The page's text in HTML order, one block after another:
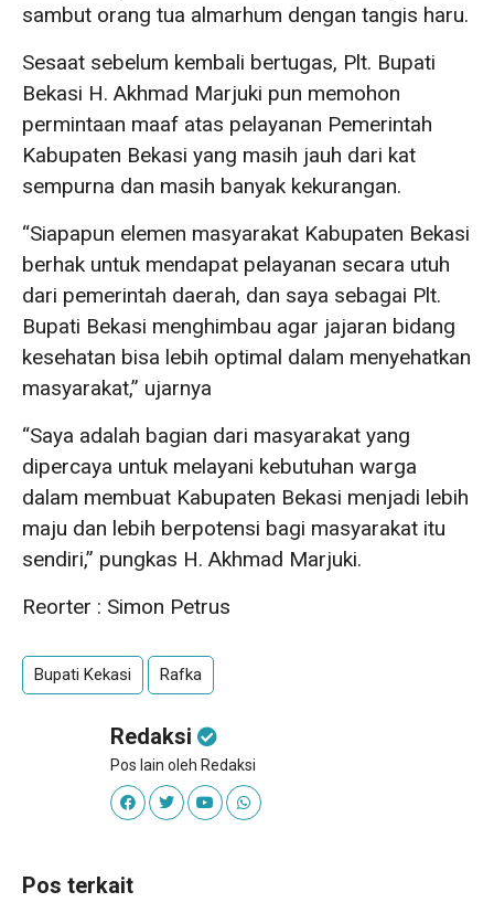
sambut orang tua almarhum dengan tangis haru.
Sesaat sebelum kembali bertugas, Plt. Bupati
Bekasi H. Akhmad Marjuki pun memohon
permintaan maaf atas pelayanan Pemerintah
Kabupaten Bekasi yang masih jauh dari kat
sempurna dan masih banyak kekurangan.
“Siapapun elemen masyarakat Kabupaten Bekasi
berhak untuk mendapat pelayanan secara utuh
dari pemerintah daerah, dan saya sebagai Plt.
Bupati Bekasi menghimbau agar jajaran bidang
kesehatan bisa lebih optimal dalam menyehatkan
masyarakat,” ujarnya
“Saya adalah bagian dari masyarakat yang
dipercaya untuk melayani kebutuhan warga
dalam membuat Kabupaten Bekasi menjadi lebih
maju dan lebih berpotensi bagi masyarakat itu
sendiri,” pungkas H. Akhmad Marjuki.
Reorter : Simon Petrus
Bupati Kekasi Rafka
Redaksi
Pos lain oleh Redaksi
Pos terkait